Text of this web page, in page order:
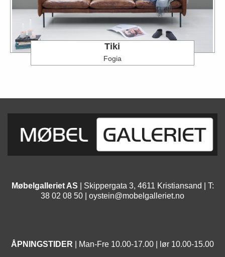
Tiki
Fogia
Møbelgalleriet AS | Skippergata 3, 4611 Kristiansand | T:
38 02 08 50 | oystein@mobelgalleriet.no
ÅPNINGSTIDER | Man-Fre 10.00-17.00 | lør 10.00-15.00